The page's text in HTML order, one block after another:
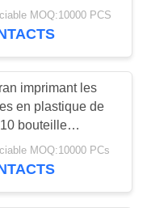
24/410 28/410
MOQ:10000 PCS
imprimant les
en plastique de
bouteille
des couvercles
MOQ:10000 PCs